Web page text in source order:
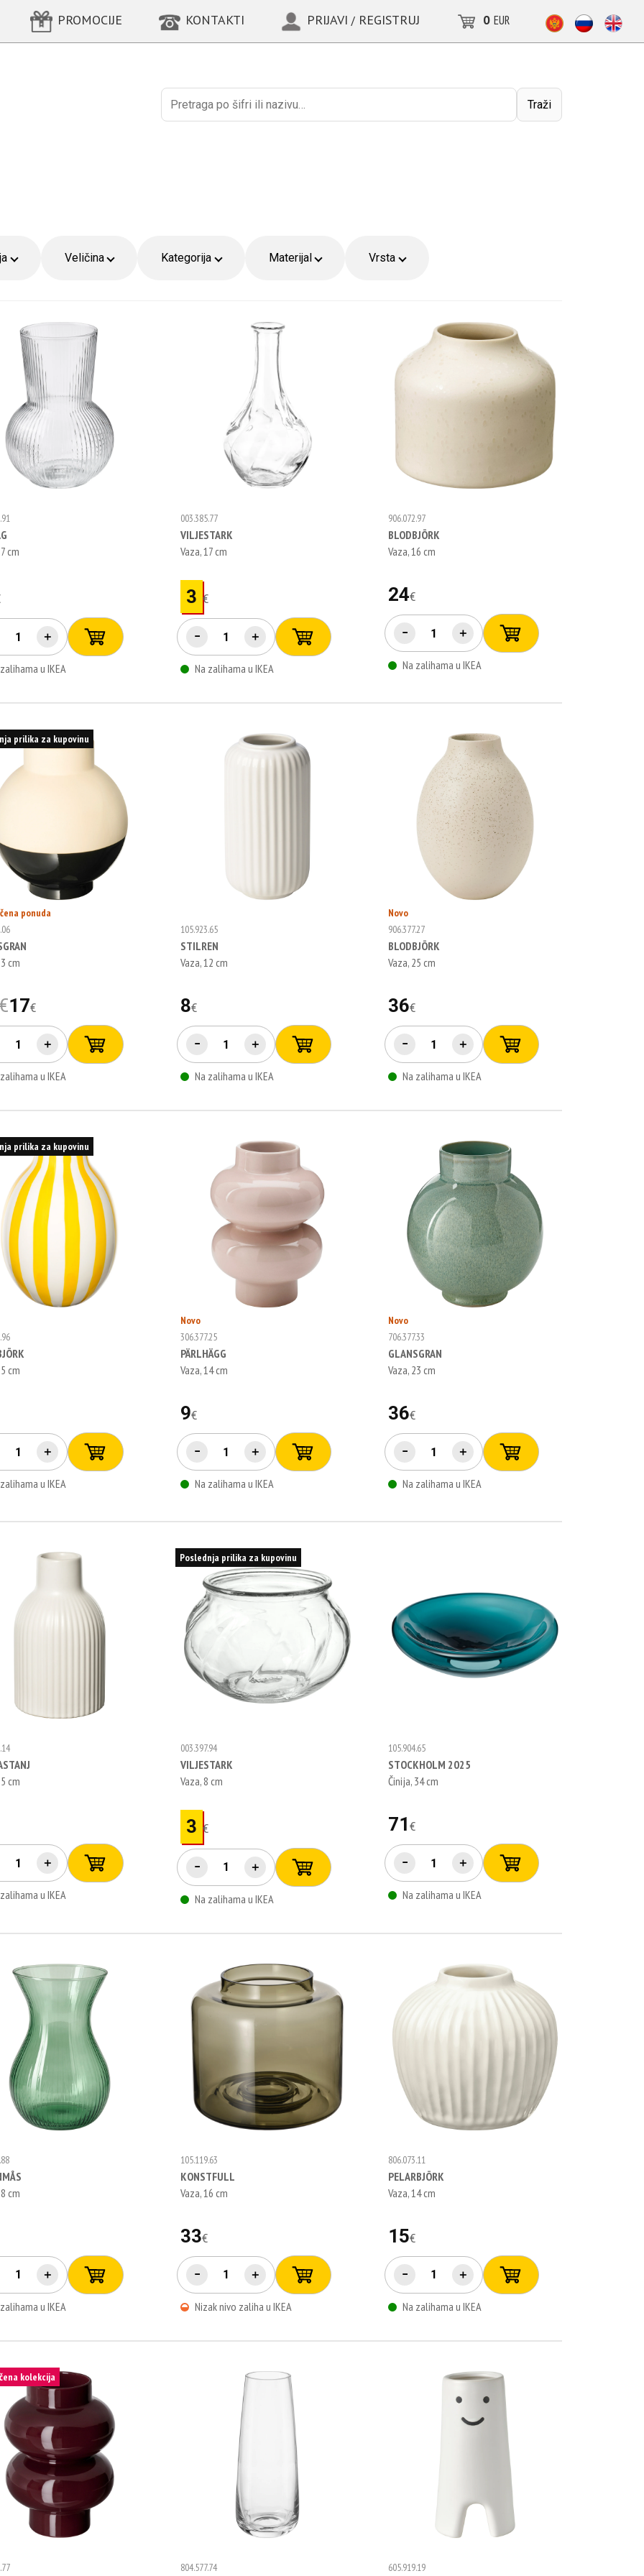
PROMOCIJE KONTAKTI PRIJAVI / REGISTRUJ 0 EUR
Поиск
Traži
Veličina Kategorija Materijal Vrsta
cm
＋
u IKEA
003.385.77
VILJESTARK
Vaza, 17 cm
3 €
− ＋
Na zalihama u IKEA
906.072.97
BLODBJÖRK
Vaza, 16 cm
24€
− ＋
Na zalihama u IKEA
prilika za kupovinu
ponuda
cm
17€
＋
u IKEA
105.923.65
STILREN
Vaza, 12 cm
8€
− ＋
Na zalihama u IKEA
Novo
906.377.27
BLODBJÖRK
Vaza, 25 cm
36€
− ＋
Na zalihama u IKEA
prilika za kupovinu
cm
＋
u IKEA
Novo
306.377.25
PÄRLHÄGG
Vaza, 14 cm
9€
− ＋
Na zalihama u IKEA
Novo
706.377.33
GLANSGRAN
Vaza, 23 cm
36€
− ＋
Na zalihama u IKEA
cm
＋
u IKEA
Poslednja prilika za kupovinu
003.397.94
VILJESTARK
Vaza, 8 cm
3 €
− ＋
Na zalihama u IKEA
105.904.65
STOCKHOLM 2025
Činija, 34 cm
71 €
− ＋
Na zalihama u IKEA
cm
＋
u IKEA
105.119.63
KONSTFULL
Vaza, 16 cm
33€
− ＋
Nizak nivo zaliha u IKEA
806.073.11
PELARBJÖRK
Vaza, 14 cm
15€
− ＋
Na zalihama u IKEA
kolekcija
804.577.74 605.919.19